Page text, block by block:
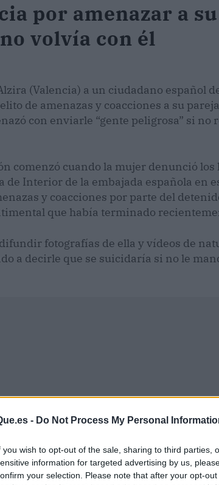
- Do Not Process My Personal
you wish to opt-out of the sale, sharing to third parties,
information for targeted advertising by us,
your selection. Please note that after your opt-
por amenazar a
volvía con él
(Valencia) a un ciudadano español
de amenazas y coacciones a su
con enviarle “gente peligrosa” si no
comenzó cuando la mujer denunció los
Interior de la embajada española en
y coacciones por parte del
que había terminado
fotografías de ella y vídeos de
a decirle que se suicidaría si no le
Publicidad